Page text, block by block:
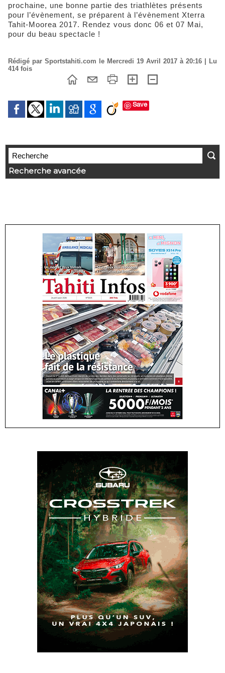
prochaine, une bonne partie des triathlètes présents
pour l’évènement, se préparent à l’évènement Xterra
Tahit-Moorea 2017. Rendez vous donc 06 et 07 Mai,
pour du beau spectacle !
Rédigé par Sportstahiti.com le Mercredi 19 Avril 2017 à 20:16 | Lu
414 fois
Save
Recherche avancée